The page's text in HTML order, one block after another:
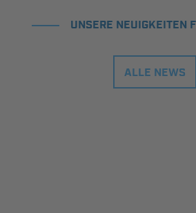
UNSERE NEUIGKEITEN
ALLE NEWS